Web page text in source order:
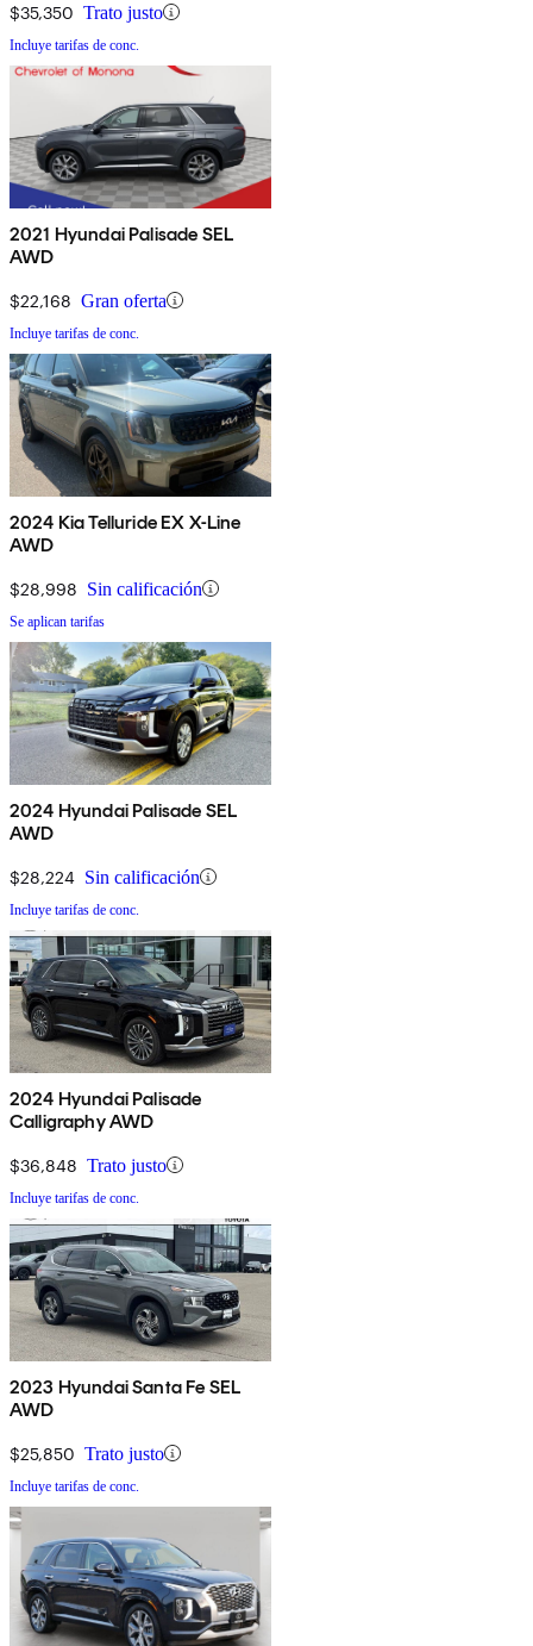
$35,350 Trato justo
Incluye tarifas de conc.
2021 Hyundai Palisade SEL
AWD
$22,168 Gran oferta
Incluye tarifas de conc.
2024 Kia Telluride EX X-Line
AWD
$28,998 Sin calificación
Se aplican tarifas
2024 Hyundai Palisade SEL
AWD
$28,224 Sin calificación
Incluye tarifas de conc.
2024 Hyundai Palisade
Calligraphy AWD
$36,848 Trato justo
Incluye tarifas de conc.
2023 Hyundai Santa Fe SEL
AWD
$25,850 Trato justo
Incluye tarifas de conc.